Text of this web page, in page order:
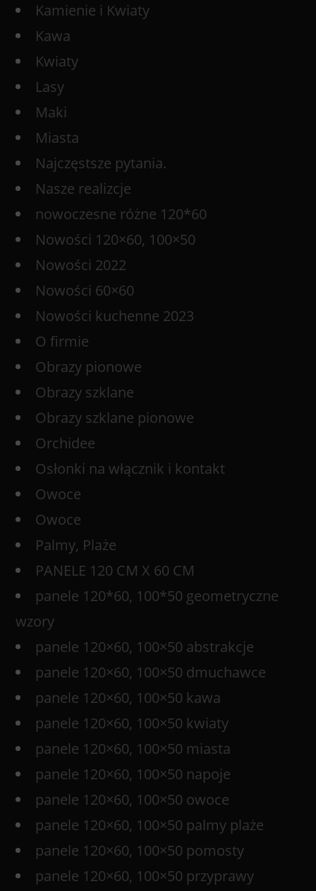
Kamienie i Kwiaty
Kawa
Kwiaty
Lasy
Maki
Miasta
Najczęstsze pytania.
Nasze realizcje
nowoczesne różne 120*60
Nowości 120×60, 100×50
Nowości 2022
Nowości 60×60
Nowości kuchenne 2023
O firmie
Obrazy pionowe
Obrazy szklane
Obrazy szklane pionowe
Orchidee
Osłonki na włącznik i kontakt
Owoce
Owoce
Palmy, Plaże
PANELE 120 CM X 60 CM
panele 120*60, 100*50 geometryczne
wzory
panele 120×60, 100×50 abstrakcje
panele 120×60, 100×50 dmuchawce
panele 120×60, 100×50 kawa
panele 120×60, 100×50 kwiaty
panele 120×60, 100×50 miasta
panele 120×60, 100×50 napoje
panele 120×60, 100×50 owoce
panele 120×60, 100×50 palmy plaże
panele 120×60, 100×50 pomosty
panele 120×60, 100×50 przyprawy